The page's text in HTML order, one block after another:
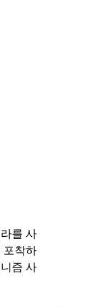
를 사
포착하
즘 사